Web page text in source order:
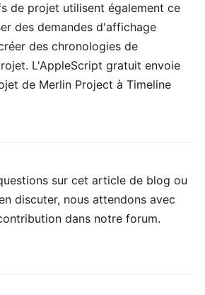
de projet utilisent également ce
des demandes d'affichage
des chronologies de
L'AppleScript gratuit envoie
de Merlin Project à Timeline
sur cet article de blog ou
discuter, nous attendons avec
dans notre forum.